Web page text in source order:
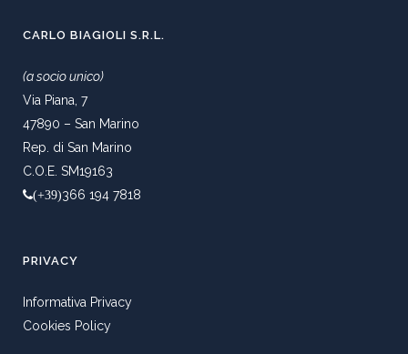
CARLO BIAGIOLI S.R.L.
(a socio unico)
Via Piana, 7
47890 – San Marino
Rep. di San Marino
C.O.E. SM19163
(+39)366 194 7818
PRIVACY
Informativa Privacy
Cookies Policy